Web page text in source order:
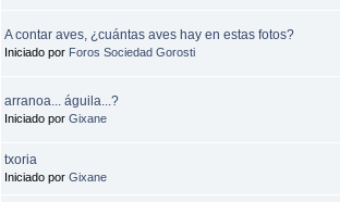
A contar aves, ¿cuántas aves hay en estas fotos?
Iniciado por Foros Sociedad Gorosti
arranoa... águila...?
Iniciado por Gixane
txoria
Iniciado por Gixane